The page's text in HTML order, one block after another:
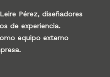
Pérez, diseñadores
de experiencia.
equipo externo